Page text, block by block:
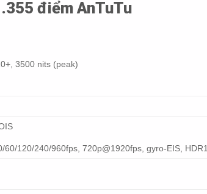
điểm AnTuTu
3500 nits (peak)
120/240/960fps, 720p@1920fps, gyro-EIS,